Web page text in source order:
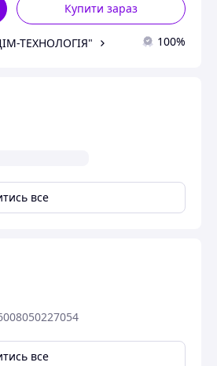
Купити зараз
ТЕХНОЛОГІЯ" 100%
все
все